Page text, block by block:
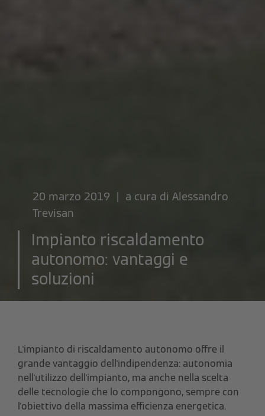
20 marzo 2019 | a cura di Alessandro
Trevisan
Impianto riscaldamento
autonomo: vantaggi e
soluzioni
L'impianto di riscaldamento autonomo offre il
grande vantaggio dell'indipendenza: autonomia
nell'utilizzo dell'impianto, ma anche nella scelta
delle tecnologie che lo compongono, sempre con
l'obiettivo della massima efficienza energetica.